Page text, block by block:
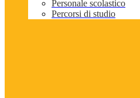
Personale scolastico
Percorsi di studio